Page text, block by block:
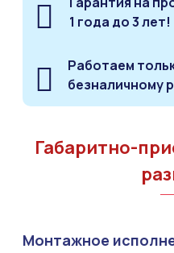
1 года до 3 лет!
Работаем
безналичному
Габаритно-
Монтажное